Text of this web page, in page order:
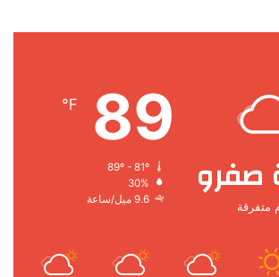
صفرو
متفرقة
89
℉
30%
9.6 ميل/ساعة